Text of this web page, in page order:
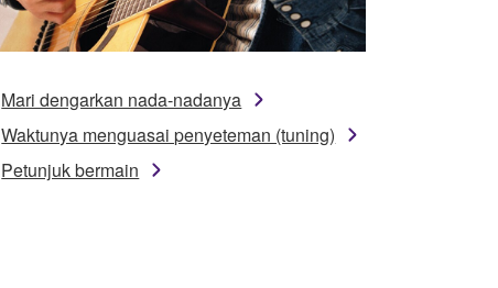
Mari dengarkan nada-nadanya
Waktunya menguasai penyeteman (tuning)
Petunjuk bermain